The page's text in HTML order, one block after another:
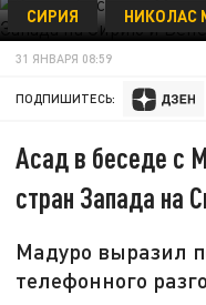
СИРИЯ НИКОЛАС
31 ЯНВАРЯ 08:59
ПОДПИШИТЕСЬ:
Асад в беседе с
стран Запада на
Мадуро выразил
телефонного